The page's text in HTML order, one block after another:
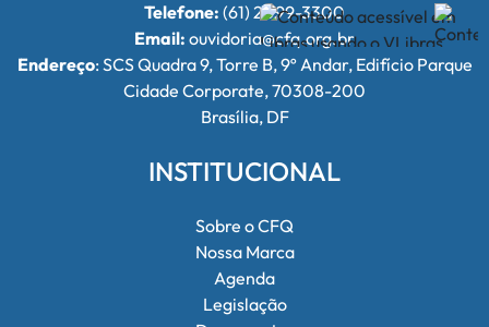
Telefone: (61) 2099-3300
Email: ouvidoria@cfq.org.br
Endereço: SCS Quadra 9, Torre B, 9º Andar, Edifício Parque
Cidade Corporate, 70308-200
Brasília, DF
INSTITUCIONAL
Sobre o CFQ
Nossa Marca
Agenda
Legislação